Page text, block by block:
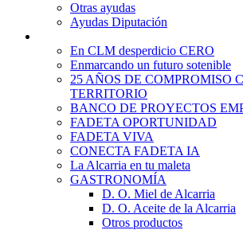
Otras ayudas
Ayudas Diputación
En CLM desperdicio CERO
Enmarcando un futuro sotenible
25 AÑOS DE COMPROMISO
TERRITORIO
BANCO DE PROYECTOS
FADETA OPORTUNIDAD
FADETA VIVA
CONECTA FADETA IA
La Alcarria en tu maleta
GASTRONOMÍA
D. O. Miel de Alcarria
D. O. Aceite de la Alcarria
Otros productos